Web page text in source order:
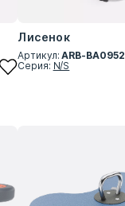
Лисенок
Артикул:ARB-BA0952
Серия: N/S